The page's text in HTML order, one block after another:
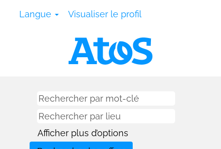
Langue Visualiser le profil
Afficher plus d’options